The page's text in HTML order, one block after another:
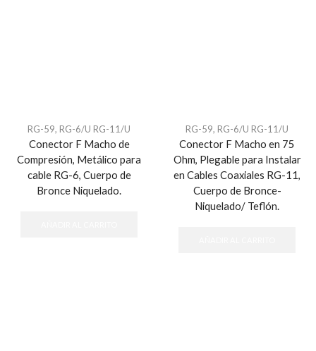
RG-59, RG-6/U RG-11/U
Conector F Macho de
Compresión, Metálico para
cable RG-6, Cuerpo de
Bronce Niquelado.
RG-59, RG-6/U RG-11/U
Conector F Macho en 75
Ohm, Plegable para Instalar
en Cables Coaxiales RG-11,
Cuerpo de Bronce-
Niquelado/ Teflón.